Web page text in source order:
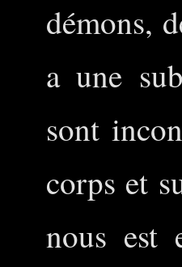
démons,
a une
sont
corps et
nous est